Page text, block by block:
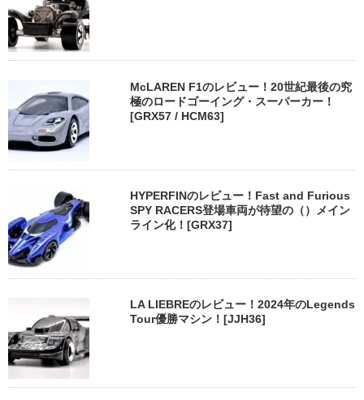
McLAREN F1のレビュー！20世紀最後の究
極のロードゴーイング・スーパーカー！
[GRX57 / HCM63]
HYPERFINのレビュー！Fast and Furious
SPY RACERS登場車両が待望の（）メイン
ライン化！[GRX37]
LA LIEBREのレビュー！2024年のLegends
Tour優勝マシン！[JJH36]